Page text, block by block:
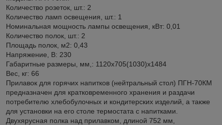
Количество розеток, шт.: 2
Количество ламп освещения, шт.: 1
Номинальная мощность лампы освещения, кВт: 0,01
Количество полок, шт.: 2
Площадь полок, м2: 0,43
Напряжение, В: 230
Габаритные размеры, мм,: 1120x705(1030)x1484
Вес, кг: 66
Прилавок для горячих напитков (нейтральный стол) ПГН-70КМ
предназначен для кратковременного хранения и раздачи
потребителю хлебобулочных и кондитерских изделий, а также
для установки на его столе термостата с напитками.
Двухярусная полка над прилавком, длиной 752 мм,